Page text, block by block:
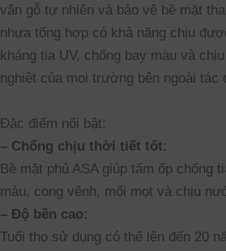
vân gỗ tự nhiên và bảo vệ bề mặt
nhựa tổng hợp có khả năng chịu
kháng tia UV, chống bay màu và
nghiệt của moi trường bên ngoài tác
Đặc điểm nổi bật:
– Chống chịu thời tiết tốt:
Bề mặt phủ ASA giúp tấm ốp chống
màu, cong vênh, mối mọt và chịu
– Độ bền cao:
Tuổi thọ sử dụng có thể lên đến 20